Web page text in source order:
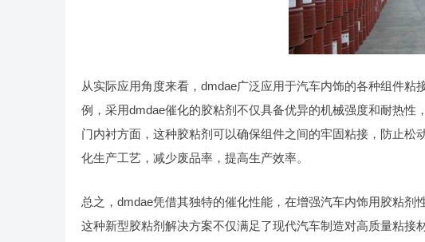
从实际应用角度来看，dmdae广泛应用于汽车内饰的各种组件
例，采用dmdae催化的胶粘剂不仅具备优异的机械强度和耐热
门内衬方面，这种胶粘剂可以确保组件之间的牢固粘接，防止
化生产工艺，减少废品率，提高生产效率。
总之，dmdae凭借其独特的催化性能，在增强汽车内饰用胶粘剂
这种新型胶粘剂解决方案不仅满足了现代汽车制造对高质量粘